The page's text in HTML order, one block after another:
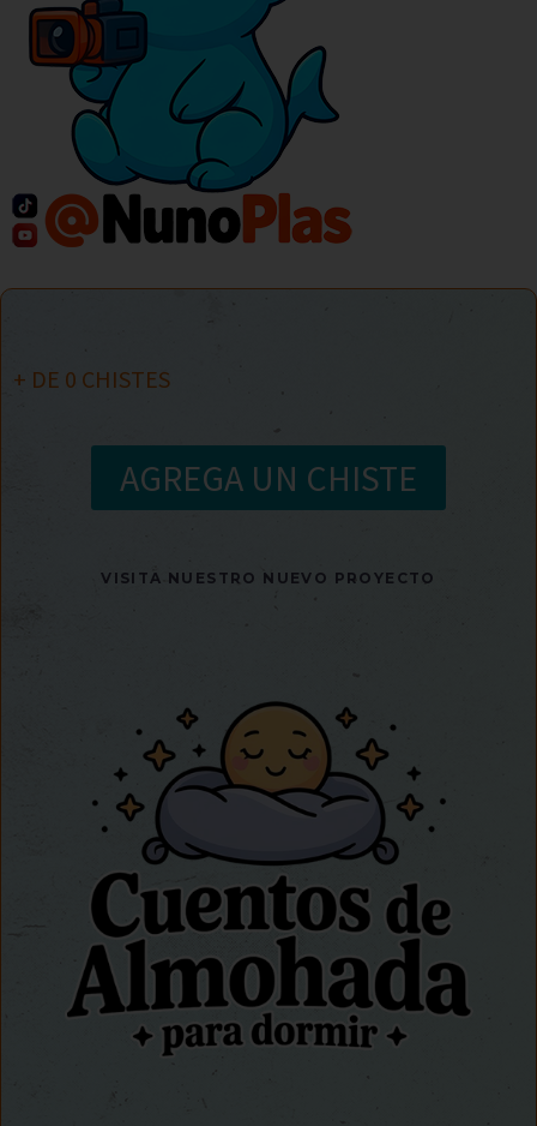
+ DE 0 CHISTES
AGREGA UN CHISTE
VISITA NUESTRO NUEVO PROYECTO